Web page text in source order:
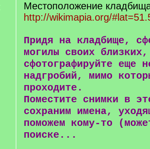
Местоположение
http://wikimapia.org/
Придя на кладбище,
могилы своих близких,
сфотографируйте еще
надгробий, мимо
проходите.
Поместите снимки в
сохраним имена,
поможем кому-то
поиске...